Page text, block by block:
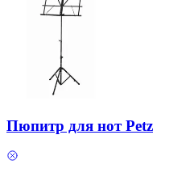
Пюпитр для нот Petz